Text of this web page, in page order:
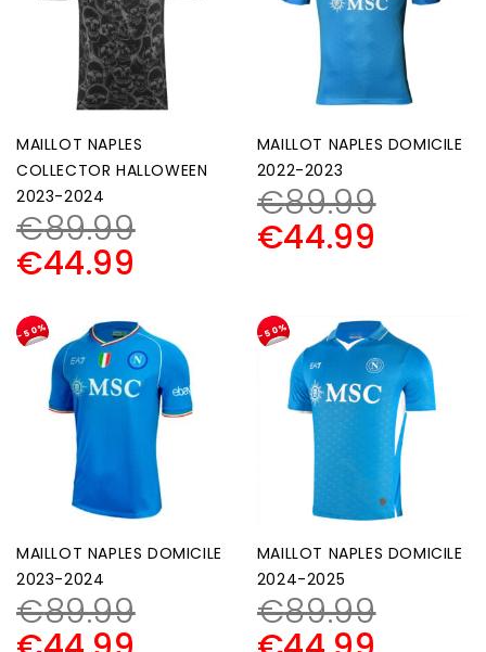
MAILLOT NAPLES
COLLECTOR HALLOWEEN
2023-2024
€89.99
€44.99
MAILLOT NAPLES DOMICILE
2022-2023
€89.99
€44.99
-50%
MAILLOT NAPLES DOMICILE
2023-2024
€89.99
-50%
MAILLOT NAPLES DOMICILE
2024-2025
€89.99